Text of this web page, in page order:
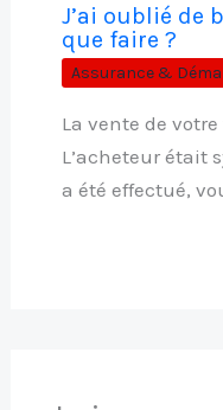
J’ai oublié de
que faire ?
Assurance &
La vente de
L’acheteur était
a été effectué,